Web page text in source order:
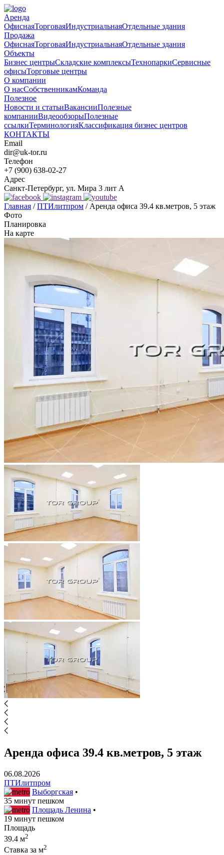
Аренда
ОфиснаяТорговаяИндустриальнаяОтдельные здания
Продажа
ОфиснаяТорговаяИндустриальнаяОтдельные здания
Объекты
Бизнес центрыСкладские комплексыТехнопаркиСервисные
офисыТорговые центры
О компании
О насСобственникамКоманда
Полезное
Новости и статьиВакансииПолезные
компанииВидеообзорыПолезные
ссылкиТерминологияКлассификация бизнес центров
КОНТАКТЫ
Email
dir@uk-tor.ru
Телефон
+7 (900) 638-02-27
Адрес
Санкт-Петербург, ул. Мира 3 лит А
Главная /ПТИлитпром / Аренда офиса 39.4 кв.метров, 5 этаж
Фото
Планировка
На карте
Аренда офиса 39.4 кв.метров, 5 этаж
06.08.2026
ПТИлитпром
Выборгская •
35 минут пешком
Площадь Ленина •
19 минут пешком
Площадь
39.4 м2
Ставка за м2